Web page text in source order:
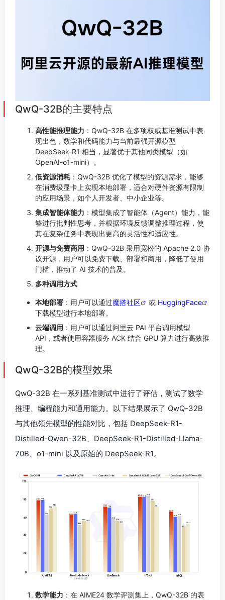
QwQ-32B的主要特点
高性能推理能力 ：QwQ-32B 在多项权威基准测试中表
现出色，数学和代码能力与当前最强开源模型
DeepSeek-R1 相当，显著优于其他同类模型（如
OpenAI-o1-mini）。
低资源消耗 ：QwQ-32B 优化了模型的资源需求，能够
在消费级显卡上实现本地部署，适合对硬件资源有限制
的应用场景，如个人开发者、中小企业等。
集成智能体能力 ：模型集成了智能体（Agent）能力，能
够进行批判性思考，并根据环境反馈调整推理过程，使
其在复杂任务中表现出更高的灵活性和适应性。
开源与免费商用 ：QwQ-32B 采用宽松的 Apache 2.0 协
议开源，用户可以免费下载、部署和商用，降低了使用
门槛，推动了 AI 技术的普及。
多种调用方式
本地部署 ：用户可以通过魔搭社区 或 HuggingFace
下载模型进行本地部署。
云端调用 ：用户可以通过阿里云 PAI 平台调用模型
API，或者使用容器服务 ACK 结合 GPU 算力进行高效推
理。
QwQ-32B的模型效果
QwQ-32B 在一系列基准测试中进行了评估，测试了数学
推理、编程能力和通用能力。以下结果展示了 QwQ-32B
与其他领先模型的性能对比，包括 DeepSeek-R1-
Distilled-Qwen-32B、DeepSeek-R1-Distilled-Llama-
70B、o1-mini 以及原始的 DeepSeek-R1。
数学能力 ：在 AIME24 数学评测集上，QwQ-32B 的表